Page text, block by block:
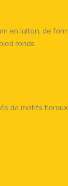
en laiton, de
ronds.
de motifs